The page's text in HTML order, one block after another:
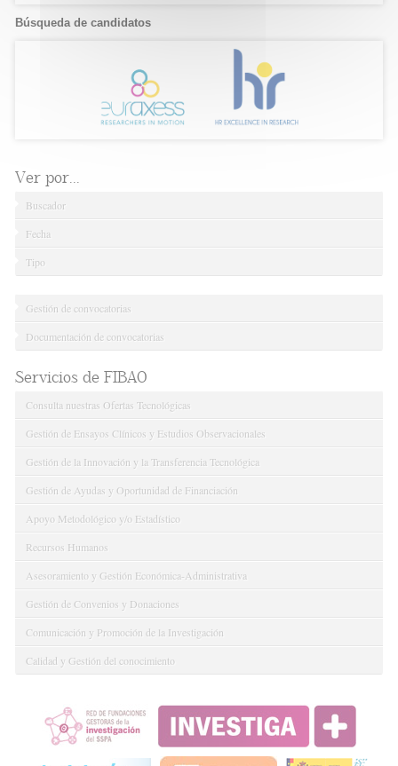
Búsqueda de candidatos
Ver por...
Buscador
Fecha
Tipo
Gestión de convocatorias
Documentación de convocatorias
Servicios de FIBAO
Consulta nuestras Ofertas Tecnológicas
Gestión de Ensayos Clínicos y Estudios Observacionales
Gestión de la Innovación y la Transferencia Tecnológica
Gestión de Ayudas y Oportunidad de Financiación
Apoyo Metodológico y/o Estadístico
Recursos Humanos
Asesoramiento y Gestión Económica-Administrativa
Gestión de Convenios y Donaciones
Comunicación y Promoción de la Investigación
Calidad y Gestión del conocimiento